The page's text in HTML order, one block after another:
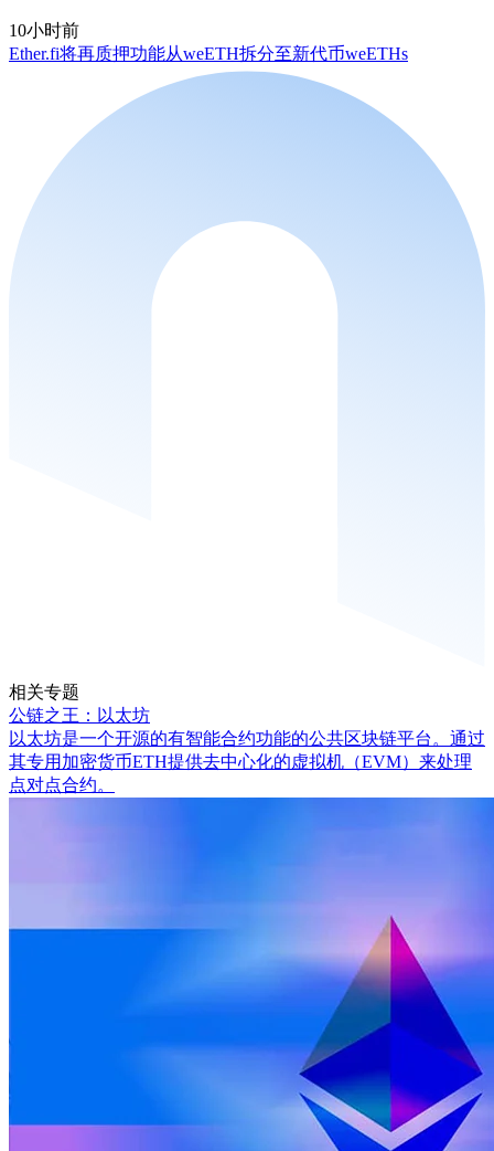
10小时前
Ether.fi将再质押功能从weETH拆分至新代币weETHs
相关专题
公链之王：以太坊
以太坊是一个开源的有智能合约功能的公共区块链平台。通过
其专用加密货币ETH提供去中心化的虚拟机（EVM）来处理
点对点合约。